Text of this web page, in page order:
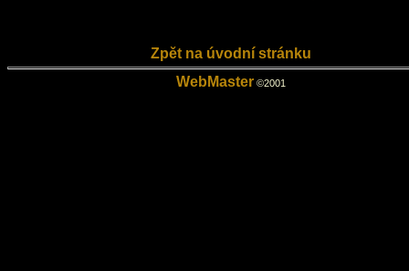
Zpět na úvodní stránku
WebMaster ©2001